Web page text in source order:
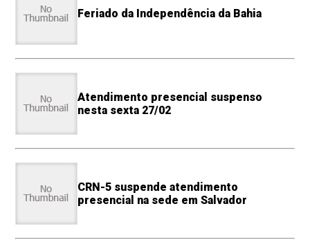
Feriado da Independência da Bahia
Atendimento presencial suspenso
nesta sexta 27/02
CRN-5 suspende atendimento
presencial na sede em Salvador